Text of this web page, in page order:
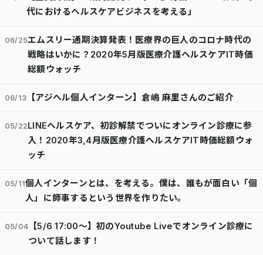
代におけるヘルスケアビジネスを考える」
06/25エムスリー通期決算発表！医療界の巨人のコロナ時代の
戦略はいかに？2020年5月版医療介護ヘルスケアIT時価
総額ウォッチ
06/13 【アジヘル個人インターン】倉嶋 麻里さんのご紹介
05/22LINEヘルスケア、初診解禁でついにオンライン診療に参
入！2020年3,4月版医療介護ヘルスケアIT時価総額ウォ
ッチ
05/11個人インターンとは、を考える。僕は、誰もが面白い「個
人」に師事するという世界を作りたい。
05/04
【5/6 17:00〜】初のYoutube Liveでオンライン診療に
ついて話します！